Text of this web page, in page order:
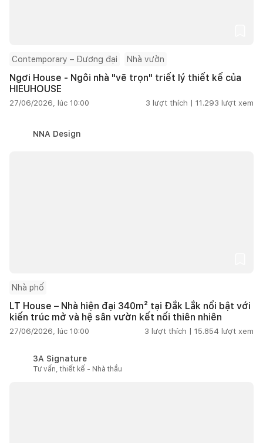
Contemporary – Đương đại Nhà vườn
Ngơi House - Ngôi nhà "vẽ trọn" triết lý thiết kế của
HIEUHOUSE
27/06/2026, lúc 10:00 3 lượt thích | 11.293 lượt xem
NNA Design
Nhà phố
LT House – Nhà hiện đại 340m² tại Đắk Lắk nổi bật với
kiến trúc mở và hệ sân vườn kết nối thiên nhiên
27/06/2026, lúc 10:00 3 lượt thích | 15.854 lượt xem
3A Signature
Tư vấn, thiết kế - Nhà thầu